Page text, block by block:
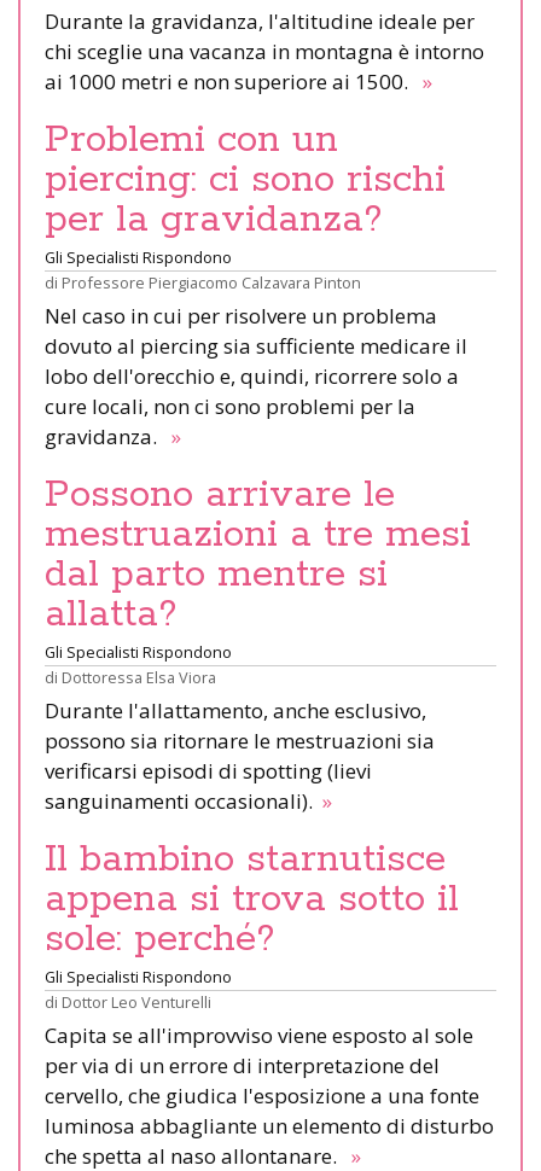
Durante la gravidanza, l'altitudine ideale per
chi sceglie una vacanza in montagna è intorno
ai 1000 metri e non superiore ai 1500. »
Problemi con un
piercing: ci sono rischi
per la gravidanza?
Gli Specialisti Rispondono
di Professore Piergiacomo Calzavara Pinton
Nel caso in cui per risolvere un problema
dovuto al piercing sia sufficiente medicare il
lobo dell'orecchio e, quindi, ricorrere solo a
cure locali, non ci sono problemi per la
gravidanza. »
Possono arrivare le
mestruazioni a tre mesi
dal parto mentre si
allatta?
Gli Specialisti Rispondono
di Dottoressa Elsa Viora
Durante l'allattamento, anche esclusivo,
possono sia ritornare le mestruazioni sia
verificarsi episodi di spotting (lievi
sanguinamenti occasionali). »
Il bambino starnutisce
appena si trova sotto il
sole: perché?
Gli Specialisti Rispondono
di Dottor Leo Venturelli
Capita se all'improvviso viene esposto al sole
per via di un errore di interpretazione del
cervello, che giudica l'esposizione a una fonte
luminosa abbagliante un elemento di disturbo
che spetta al naso allontanare. »